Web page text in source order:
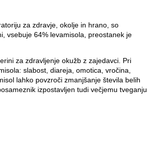
za zdravje, okolje in hrano, so
vsebuje 64% levamisola, preostanek je
za zdravljenje okužb z zajedavci. Pri
slabost, diareja, omotica, vročina,
lahko povzroči zmanjšanje števila belih
izpostavljen tudi večjemu tveganju